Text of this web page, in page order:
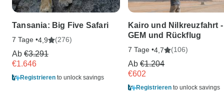
Tansania: Big Five Safari
7 Tage •4,9 (276)
Ab €3.291
€1.646
Registrieren to unlock savings
Kairo und Nilkreuzfahrt -
GEM und Rückflug
7 Tage •4,7 (106)
Ab €1.204
€602
Registrieren to unlock savings